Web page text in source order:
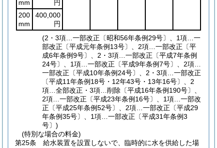
mm
円
200
mm
400,000
円
(2・3項…一部改正〔昭和56年条例29号〕、1項…一
部改正〔平成元年条例13号〕、2項…一部改正〔平
成6年条例9号〕、2・3項…一部改正〔平成7年条例
24号〕、1項…一部改正〔平成9年条例7号〕、2項…
一部改正〔平成10年条例24号〕、2・3項…一部改正
〔平成11年条例18号・12年43号・13年16号〕、2
項…全部改正・3項…削除〔平成16年条例190号〕、
2項…一部改正〔平成23年条例16号〕、1項…一部改
正〔平成25年条例52号〕、2項…一部改正〔平成29
年条例35号〕、1項…一部改正〔平成31年条例3
号〕)
(特別な場合の料金)
第25条
給水装置を設置しないで、臨時的に水を供給した場